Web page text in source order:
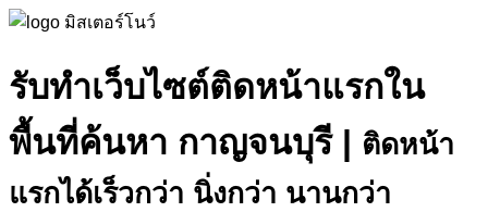
รับทำเว็บไซต์ติดหน้าแรกใน
พื้นที่ค้นหา กาญจนบุรี| ติดหน้า
แรกได้เร็วกว่า นิ่งกว่า นานกว่า